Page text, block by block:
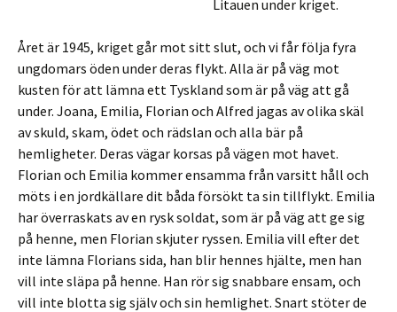
Litauen under kriget.
Året är 1945, kriget går mot sitt slut, och vi får följa fyra
ungdomars öden under deras flykt. Alla är på väg mot
kusten för att lämna ett Tyskland som är på väg att gå
under. Joana, Emilia, Florian och Alfred jagas av olika skäl
av skuld, skam, ödet och rädslan och alla bär på
hemligheter. Deras vägar korsas på vägen mot havet.
Florian och Emilia kommer ensamma från varsitt håll och
möts i en jordkällare dit båda försökt ta sin tillflykt. Emilia
har överraskats av en rysk soldat, som är på väg att ge sig
på henne, men Florian skjuter ryssen. Emilia vill efter det
inte lämna Florians sida, han blir hennes hjälte, men han
vill inte släpa på henne. Han rör sig snabbare ensam, och
vill inte blotta sig själv och sin hemlighet. Snart stöter de